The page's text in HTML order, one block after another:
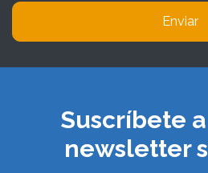
Enviar
Suscríbete
newsletter